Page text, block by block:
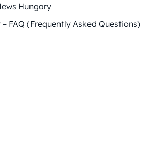
Hungary
FAQ (Frequently Asked Questions)